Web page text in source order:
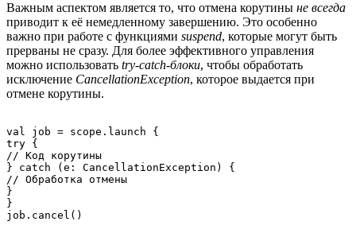
Важным аспектом является то, что отмена корутины не всегда
приводит к её немедленному завершению. Это особенно
важно при работе с функциями suspend, которые могут быть
прерваны не сразу. Для более эффективного управления
можно использовать try-catch-блоки, чтобы обработать
исключение CancellationException, которое выдается при
отмене корутины.
val job = scope.launch {
try {
// Код корутины
} catch (e: CancellationException) {
// Обработка отмены
}
}